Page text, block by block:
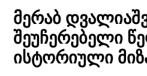
მერაბ
შეუჩერებელი
ისტორიული